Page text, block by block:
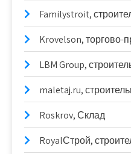
Familystroit,
Krovelson,
LBM Group,
maletaj.ru,
Roskrov, Склад
RoyalСтрой,